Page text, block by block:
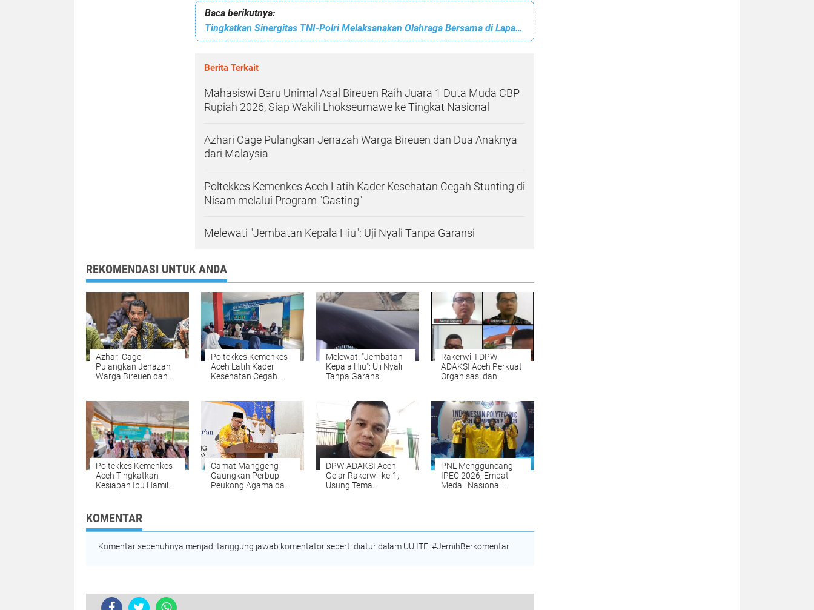
Baca berikutnya:
Tingkatkan Sinergitas TNI-Polri Melaksanakan Olahraga Bersama di Lapangan Polres Subulussalam
Berita Terkait
Mahasiswi Baru Unimal Asal Bireuen Raih Juara 1 Duta Muda CBP
Rupiah 2026, Siap Wakili Lhokseumawe ke Tingkat Nasional
Azhari Cage Pulangkan Jenazah Warga Bireuen dan Dua Anaknya
dari Malaysia
Poltekkes Kemenkes Aceh Latih Kader Kesehatan Cegah Stunting di
Nisam melalui Program "Gasting"
Melewati "Jembatan Kepala Hiu": Uji Nyali Tanpa Garansi
REKOMENDASI UNTUK ANDA
Azhari Cage
Pulangkan Jenazah
Warga Bireuen dan
Poltekkes Kemenkes
Aceh Latih Kader
Kesehatan Cegah
"Gasting"
Melewati "Jembatan
Kepala Hiu": Uji Nyali
Tanpa Garansi
Rakerwil I DPW
ADAKSI Aceh Perkuat
Organisasi dan
Poltekkes Kemenkes
Aceh Tingkatkan
Kesiapan Ibu Hamil
Persalinan Berbasis
Kearifan Lokal
Camat Manggeng
Gaungkan Perbup
Peukong Agama dan
DPW ADAKSI Aceh
Gelar Rakerwil ke-1,
Usung Tema
PNL Mengguncang
IPEC 2026, Empat
Medali Nasional
KOMENTAR
Komentar sepenuhnya menjadi tanggung jawab komentator seperti diatur dalam UU ITE. #JernihBerkomentar